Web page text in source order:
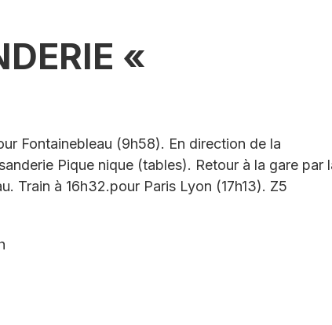
«
Fontainebleau (9h58). En direction de la
Pique nique (tables). Retour à la gare par
Train à 16h32.pour Paris Lyon (17h13). Z5